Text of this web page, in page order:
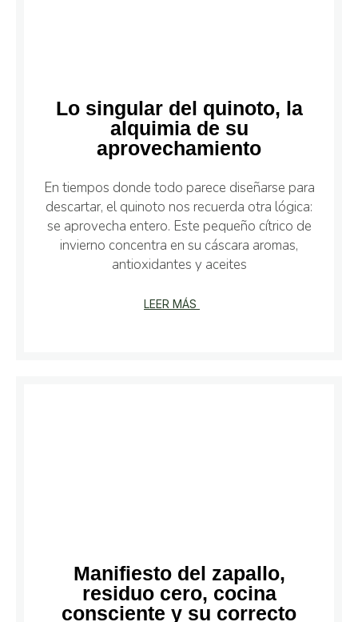
Lo singular del quinoto, la
alquimia de su
aprovechamiento
En tiempos donde todo parece diseñarse para
descartar, el quinoto nos recuerda otra lógica:
se aprovecha entero. Este pequeño cítrico de
invierno concentra en su cáscara aromas,
antioxidantes y aceites
LEER MÁS
Manifiesto del zapallo,
residuo cero, cocina
consciente y su correcto